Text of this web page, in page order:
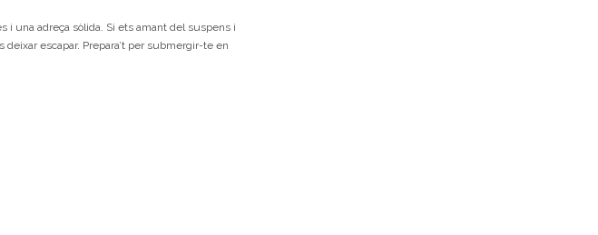
i una adreça sòlida. Si ets amant del suspens i
escapar. Prepara’t per submergir-te en